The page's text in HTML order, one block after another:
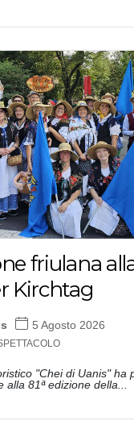
friulana
Kirchtag
5 Agosto 2026
"Chei di Uanis" ha
alla 81ª edizione della...